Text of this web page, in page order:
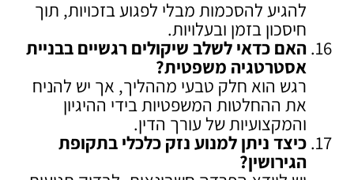
להגיע להסכמות מבלי לפגוע בזכויות, תוך
חיסכון בזמן ובעלויות.
האם כדאי לשלב שיקולים רגשיים בבניית
אסטרטגיה משפטית?
רגש הוא חלק טבעי מההליך, אך יש להניח
את ההחלטות המשפטיות בידי ההיגיון
והמקצועיות של עורך הדין.
כיצד ניתן למנוע נזק כלכלי בתקופת
הגירושין?